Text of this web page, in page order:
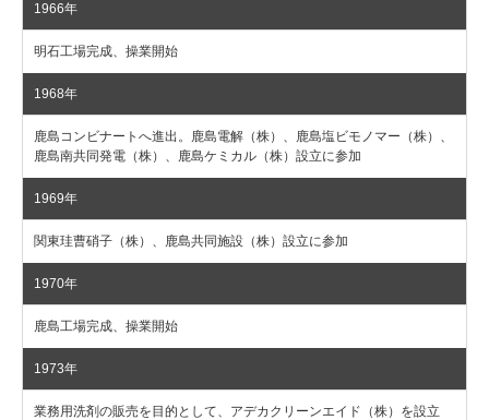
1966年
明石工場完成、操業開始
1968年
鹿島コンビナートへ進出。鹿島電解（株）、鹿島塩ビモノマー（株）、
鹿島南共同発電（株）、鹿島ケミカル（株）設立に参加
1969年
関東珪曹硝子（株）、鹿島共同施設（株）設立に参加
1970年
鹿島工場完成、操業開始
1973年
業務用洗剤の販売を目的として、アデカクリーンエイド（株）を設立